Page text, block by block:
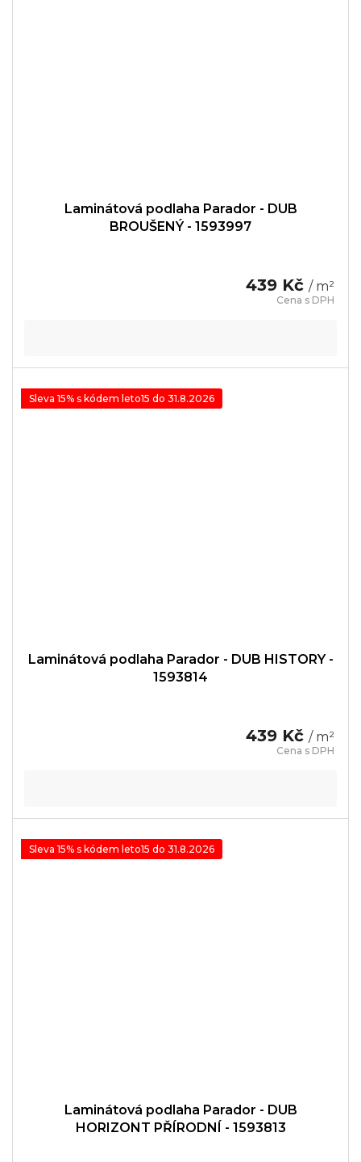
Laminátová podlaha Parador - DUB
BROUŠENÝ - 1593997
439 Kč / m²
Sleva 15% s kódem leto15 do 31.8.2026
Laminátová podlaha Parador - DUB HISTORY -
1593814
439 Kč / m²
Sleva 15% s kódem leto15 do 31.8.2026
Laminátová podlaha Parador - DUB
HORIZONT PŘÍRODNÍ - 1593813